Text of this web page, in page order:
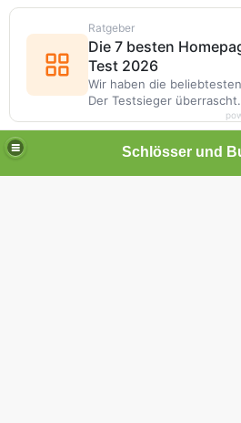
Ratgeber
Die 7 besten
Test 2026
Wir haben die
Der Testsieger überrascht.